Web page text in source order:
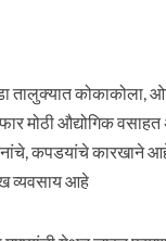
तालुक्यात कोकाकोला,
मोठी औद्योगिक
कपडयांचे कारखाने
व्यवसाय आहे